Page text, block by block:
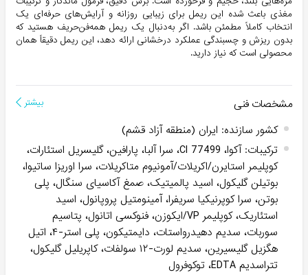
مغذی باعث شده این ریمل برای زیبایی روزانه و آرایش‌های حرفه‌ای یک
انتخاب کاملاً مطمئن باشد. اگر به‌دنبال یک ریمل همه‌فن‌حریف هستید که
بدون ریزش و چسبندگی عملکرد درخشانی ارائه دهد، این ریمل دقیقاً همان
محصولی است که نیاز دارید.
مشخصات فنی بیشتر
کشور سازنده: ایران (منطقه آزاد قشم)
ترکیبات:
آکوا، CI 77499، سرا آلبا، پارافین، گلیسریل استئارات،
کوپلیمر استایرن/اکریلات/آمونیوم متاکریلات، سرا اوریزا ساتیوا،
بوتیلن گلیکول، اسید پالمیتیک، صمغ آکاسیای سنگال، پلی
بوتن، سرا کوپرنیکیا سریفرا، آمینومتیل پروپانول، اسید
استئاریک، کوپلیمر VP/ایکوزن، فنوکسی اتانول، پتاسیم
سوربات، سدیم دهیدرواستات، دایمتیکون، پلی استر-۴، اتیل
هگزیل گلیسیرین، سدیم لورت-۱۲ سولفات، کاپریلیل گلیکول،
تتراسدیم EDTA، توکوفرول